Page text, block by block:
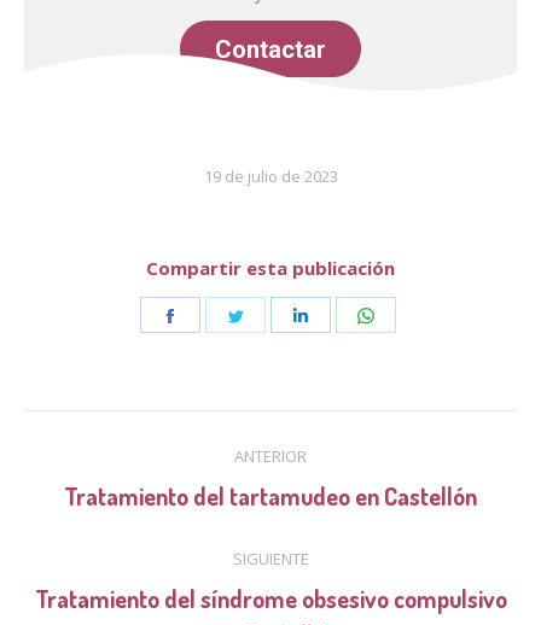
Contactar
19 de julio de 2023
Compartir esta publicación
Share
Share
Share
entre
publicaciones
ANTERIOR
Publicación
Tratamiento del tartamudeo en Castellón
SIGUIENTE
Publicación
Tratamiento del síndrome obsesivo compulsivo